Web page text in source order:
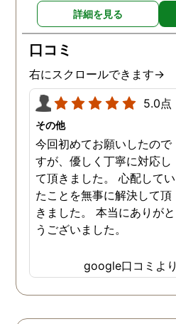
詳細を見る
口コミ
右にスクロールできます→
5.0点
その他
今回初めてお願いしたので
すが、優しく丁寧に対応し
て頂きました。 心配してい
たことを無事に解決して頂
きました。 本当にありがと
うございました。
google口コミより